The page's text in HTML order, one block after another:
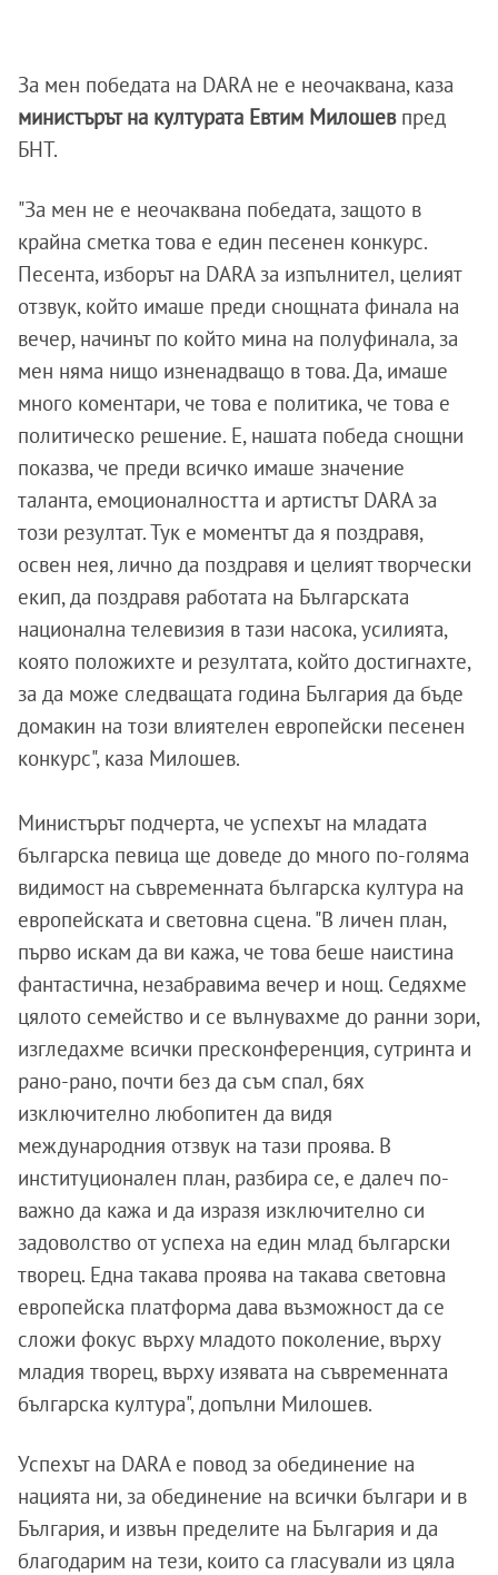
За мен победата на DARA не е неочаквана, каза
министърът на културата Евтим Милошевпред
БНТ.
"За мен не е неочаквана победата, защото в
крайна сметка това е един песенен конкурс.
Песента, изборът на DARA за изпълнител, целият
отзвук, който имаше преди снощната финала на
вечер, начинът по който мина на полуфинала, за
мен няма нищо изненадващо в това. Да, имаше
много коментари, че това е политика, че това е
политическо решение. Е, нашата победа снощни
показва, че преди всичко имаше значение
таланта, емоционалността и артистът DARA за
този резултат. Тук е моментът да я поздравя,
освен нея, лично да поздравя и целият творчески
екип, да поздравя работата на Българската
национална телевизия в тази насока, усилията,
която положихте и резултата, който достигнахте,
за да може следващата година България да бъде
домакин на този влиятелен европейски песенен
конкурс", каза Милошев.
Министърът подчерта, че успехът на младата
българска певица ще доведе до много по-голяма
видимост на съвременната българска култура на
европейската и световна сцена. "В личен план,
първо искам да ви кажа, че това беше наистина
фантастична, незабравима вечер и нощ. Седяхме
цялото семейство и се вълнувахме до ранни зори,
изгледахме всички пресконференция, сутринта и
рано-рано, почти без да съм спал, бях
изключително любопитен да видя
международния отзвук на тази проява. В
институционален план, разбира се, е далеч по-
важно да кажа и да изразя изключително си
задоволство от успеха на един млад български
творец. Една такава проява на такава световна
европейска платформа дава възможност да се
сложи фокус върху младото поколение, върху
младия творец, върху изявата на съвременната
българска култура", допълни Милошев.
Успехът на DARA е повод за обединение на
нацията ни, за обединение на всички българи и в
България, и извън пределите на България и да
благодарим на тези, които са гласували из цяла